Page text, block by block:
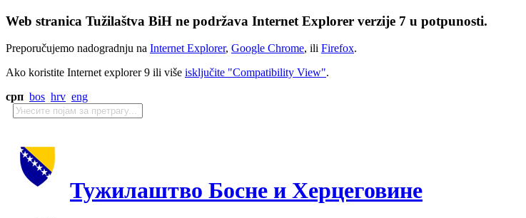
Web stranica Tužilaštva BiH ne podržava Internet Explorer verzije 7 u potpunosti.
Preporučujemo nadogradnju na Internet Explorer, Google Chrome, ili Firefox.
Ako koristite Internet explorer 9 ili više isključite "Compatibility View".
срп bos hrv eng
Тужилаштво Босне и Херцеговине